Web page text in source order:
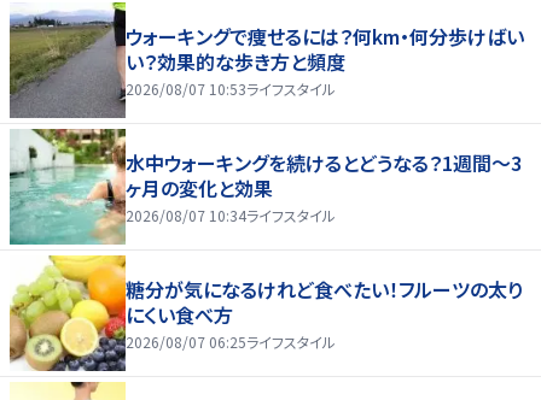
ウォーキングで痩せるには？何km・何分歩けばい
い？効果的な歩き方と頻度
2026/08/07 10:53ライフスタイル
水中ウォーキングを続けるとどうなる？1週間～3
ヶ月の変化と効果
2026/08/07 10:34ライフスタイル
糖分が気になるけれど食べたい！フルーツの太り
にくい食べ方
2026/08/07 06:25ライフスタイル